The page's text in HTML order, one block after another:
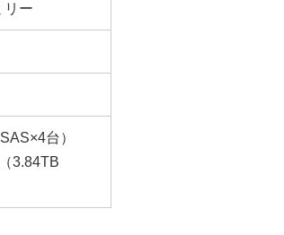
リー
台）
3.84TB